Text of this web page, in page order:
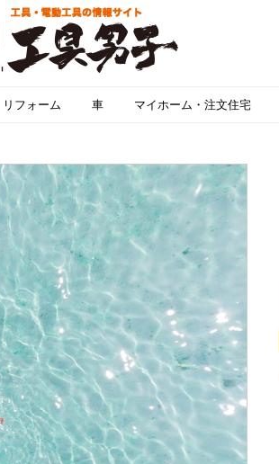
リフォーム 車 マイホーム・注文住宅